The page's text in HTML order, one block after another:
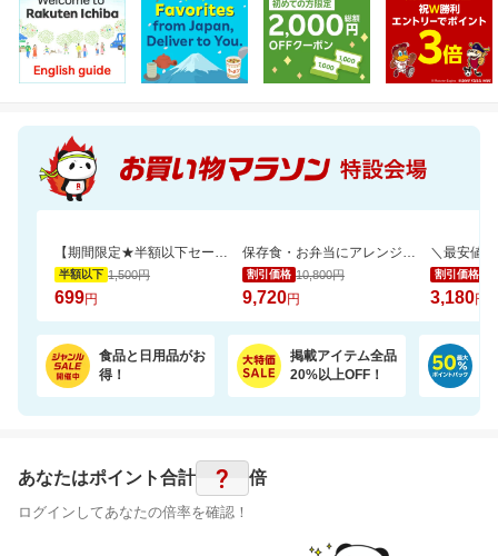
【期間限定★半額以下セール】 大人気『二十五雑穀米450g』が1,500円⇒699円！
半額以下 1,500円
699円
保存食・お弁当にアレンジ無限大！無添加調理＆常温保存可能ミートボール50袋セット
割引価格 10,800円
9,720円
割引価格
3,180円
食品と日用品がお
得！
掲載アイテム全品
20%以上OFF！
あなたはポイント合計 ? 倍
ログインしてあなたの倍率を確認！